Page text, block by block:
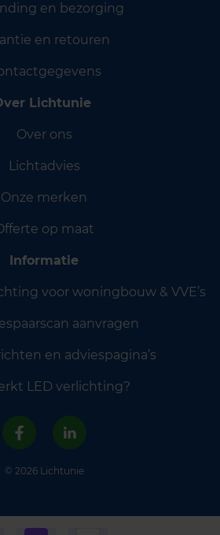
en bezorging
en retouren
Lichtunie
Over ons
Lichtadvies
Onze merken
op maat
Informatie
voor woningbouw & VVE’s
aanvragen
en adviespagina’s
LED verlichting?
© 2026 Lichtunie